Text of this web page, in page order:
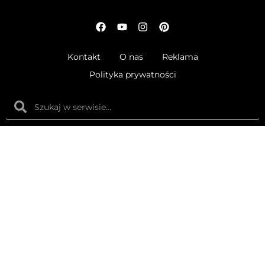
Kontakt O nas
Reklama
Polityka prywatności